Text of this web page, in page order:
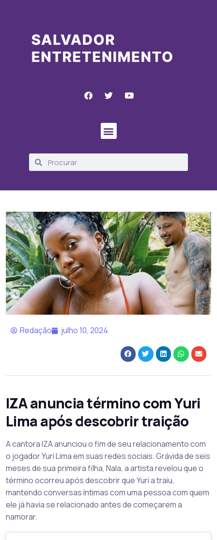
Redação julho 10, 2024
IZA anuncia término com Yuri
Lima após descobrir traição
A cantora IZA anunciou o fim de seu relacionamento com
o jogador Yuri Lima em suas redes sociais. Grávida de seis
meses de sua primeira filha, Nala, a artista revelou que o
término ocorreu após descobrir que Yuri a traiu,
mantendo conversas íntimas com uma pessoa com quem
ele já havia se relacionado antes de começarem a
namorar.